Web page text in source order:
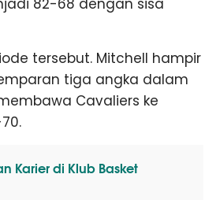
82-68 dengan sisa
tersebut. Mitchell hampir
tiga angka dalam
Cavaliers ke
Karier di Klub Basket